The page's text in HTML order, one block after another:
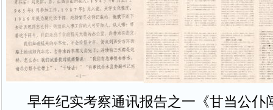
早年纪实考察通讯报告之一《甘当公仆